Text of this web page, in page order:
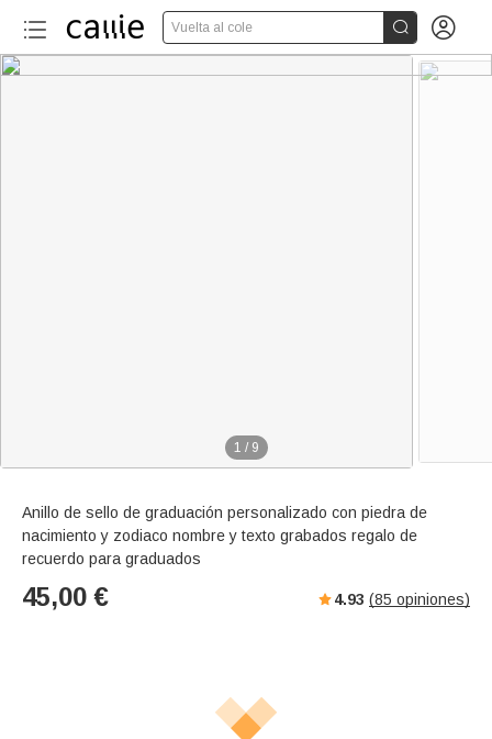
Vuelta al cole  
1 / 9
Anillo de sello de graduación personalizado con piedra de
nacimiento y zodiaco nombre y texto grabados regalo de
recuerdo para graduados
45,00 € 4.93 (85 opiniones)